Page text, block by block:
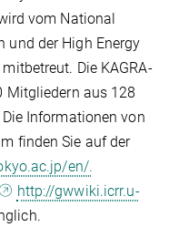
vom National
und der High Energy
Die KAGRA-
Mitgliedern aus 128
Informationen von
finden Sie auf der
en/.
http://gwwiki.icrr.u-